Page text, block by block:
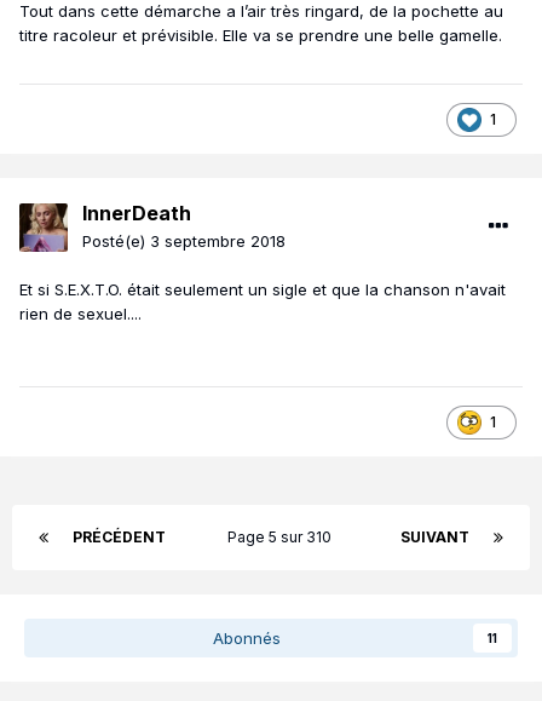
Tout dans cette démarche a l’air très ringard, de la pochette au
titre racoleur et prévisible. Elle va se prendre une belle gamelle.
1
InnerDeath
Posté(e) 3 septembre 2018
Et si S.E.X.T.O. était seulement un sigle et que la chanson n'avait
rien de sexuel....
1
PRÉCÉDENT SUIVANT
Page 5 sur 310
Abonnés 11